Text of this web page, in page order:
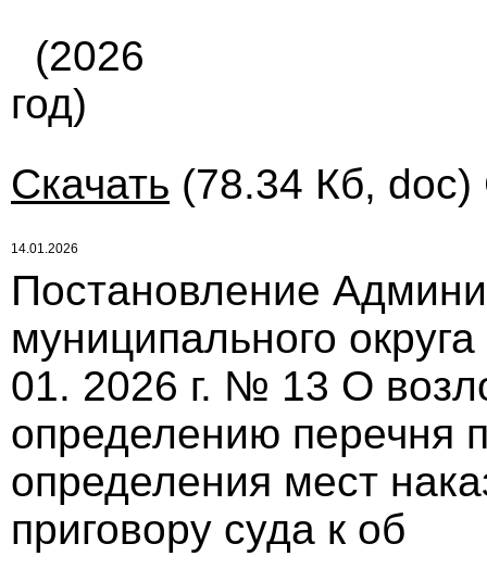
(2026
год)
Скачать (78.34 Кб, doc)
14.01.2026
Постановление
муниципального
01. 2026 г. № 13 О
определению перечня
определения мест
приговору суда к об